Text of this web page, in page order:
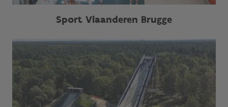
Sport Vlaanderen Brugge